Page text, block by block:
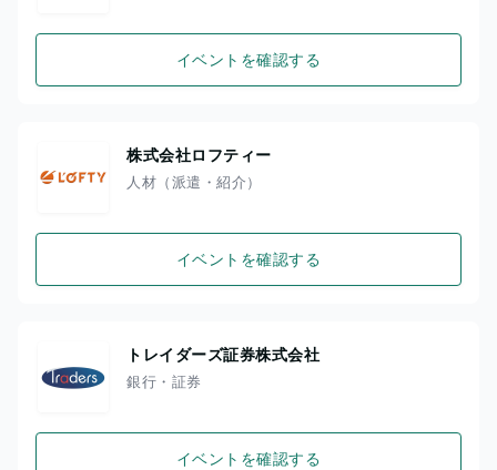
イベントを確認する
株式会社ロフティー
人材（派遣・紹介）
イベントを確認する
トレイダーズ証券株式会社
銀行・証券
イベントを確認する